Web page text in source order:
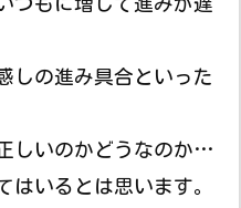
しの進み具合といった
しいのかどうなのか…
はいるとは思います。